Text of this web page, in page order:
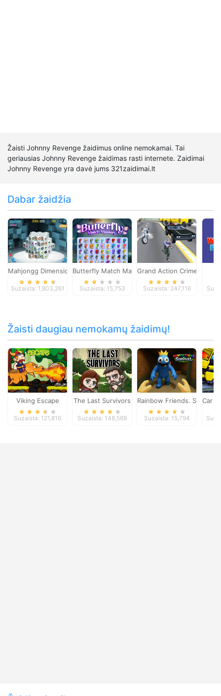
Žaisti Johnny Revenge žaidimus online nemokamai. Tai
geriausias Johnny Revenge žaidimas rasti internete. Zaidimai
Johnny Revenge yra davė jums 321zaidimai.lt
Dabar žaidžia
Mahjongg Dimensions
Suzaista: 1,803,261
Butterfly Match Mastery
Suzaista: 15,753
Grand Action Crime: New
Suzaista: 247,116
Žaisti daugiau nemokamų žaidimų!
Viking Escape
Suzaista: 121,816
The Last Survivors
Suzaista: 148,569
Rainbow Friends. Survival
Suzaista: 15,794
Car